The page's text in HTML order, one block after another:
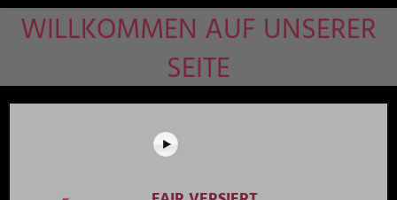
WILLKOMMEN AUF UNSERER
SEITE